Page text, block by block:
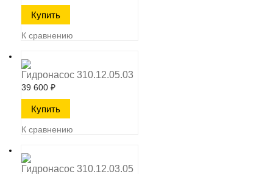
К сравнению
Гидронасос 310.12.05.03
39 600 ₽
К сравнению
Гидронасос 310.12.03.05